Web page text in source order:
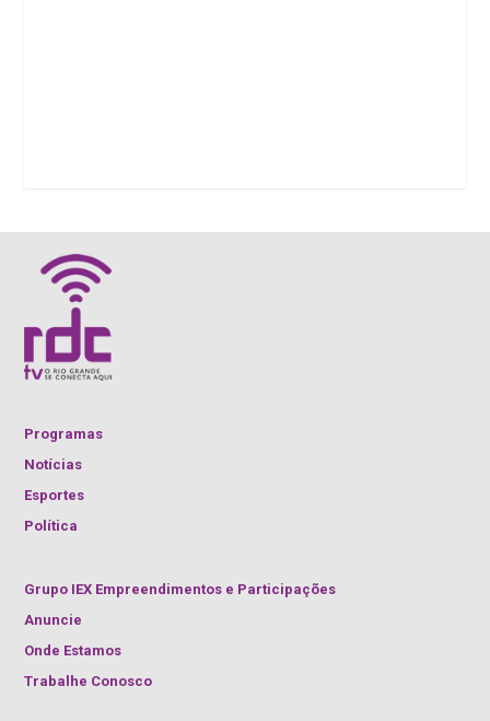
Programas
Notícias
Esportes
Política
Grupo IEX Empreendimentos e Participações
Anuncie
Onde Estamos
Trabalhe Conosco